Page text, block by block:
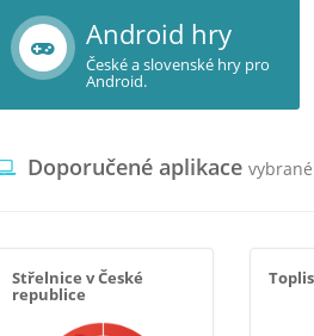
Android hry
České a slovenské hry pro
Android.
Doporučené aplikace
Střelnice v České
republice